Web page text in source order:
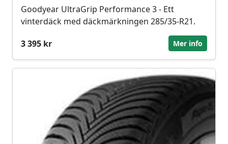
Goodyear UltraGrip Performance 3 - Ett
vinterdäck med däckmärkningen 285/35-R21.
3 395 kr
Mer info